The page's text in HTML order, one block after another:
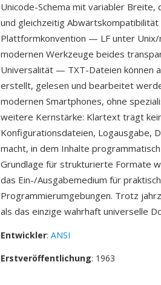
Unicode-Schema mit variabler
und gleichzeitig Abwärtskompatibilität
Plattformkonvention — LF unter
modernen Werkzeuge beides
Universalität — TXT-Dateien können
erstellt, gelesen und bearbeitet
modernen Smartphones, ohne
weitere Kernstärke: Klartext trägt
Konfigurationsdateien, Logausgabe,
macht, in dem Inhalte
Grundlage für strukturierte Formate
das Ein-/Ausgabemedium für
Programmierumgebungen. Trotz
als das einzige wahrhaft universelle
Entwickler: ANSI
Erstveröffentlichung: 1963